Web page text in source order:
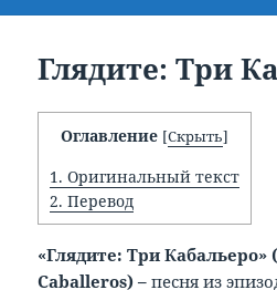
Глядите: Три
Оглавление [Скрыть]
1. Оригинальный текст
2. Перевод
«Глядите: Три Кабальеро»
Caballeros) –песня из